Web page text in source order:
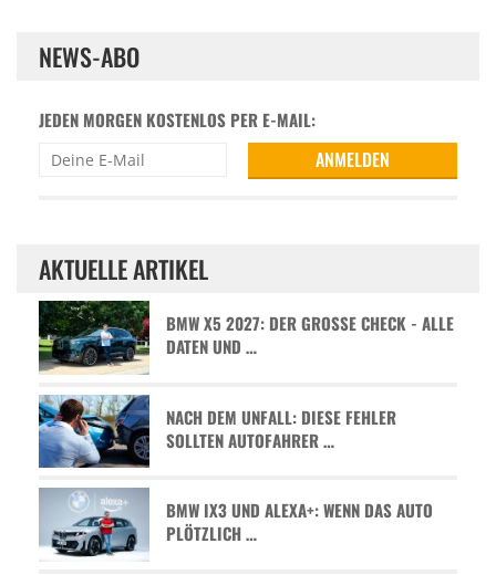
NEWS-ABO
JEDEN MORGEN KOSTENLOS PER E-MAIL:
AKTUELLE ARTIKEL
BMW X5 2027: DER GROSSE CHECK - ALLE D
ATEN UND …
NACH DEM UNFALL: DIESE FEHLER
SOLLTEN AUTOFAHRER …
BMW IX3 UND ALEXA+: WENN DAS AUTO
PLÖTZLICH …